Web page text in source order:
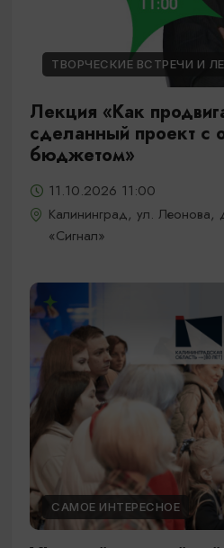
ТВОРЧЕСКИЕ ВСТРЕЧИ И
Лекция «Как
сделанный проект с
бюджетом»
11.10.2026 11:00
Калининград, ул. Леонова,
«Сигнал»
САМОЕ ИНТЕРЕСНОЕ